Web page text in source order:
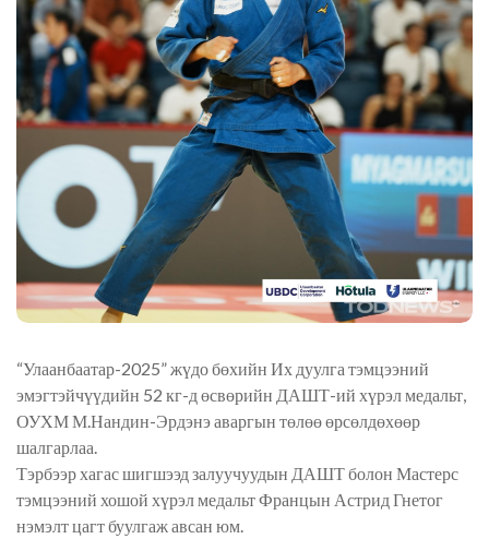
“Улаанбаатар-2025” жүдо бөхийн Их дуулга тэмцээний
эмэгтэйчүүдийн 52 кг-д өсвөрийн ДАШТ-ий хүрэл медальт,
ОУХМ М.Нандин-Эрдэнэ аваргын төлөө өрсөлдөхөөр
шалгарлаа.
Тэрбээр хагас шигшээд залуучуудын ДАШТ болон Мастерс
тэмцээний хошой хүрэл медальт Францын Астрид Гнетог
нэмэлт цагт буулгаж авсан юм.